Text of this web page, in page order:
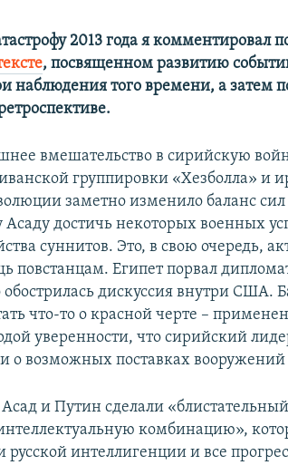
2013 года я комментировал
, посвященном развитию
наблюдения того времени, а затем
вмешательство в сирийскую
группировки «Хезболла» и
заметно изменило баланс
достичь некоторых военных
суннитов. Это, в свою очередь,
повстанцам. Египет порвал
обострилась дискуссия внутри США.
что‑то о красной черте –
уверенности, что сирийский
и о возможных поставках
и Путин сделали
комбинацию»,
русской интеллигенции и все